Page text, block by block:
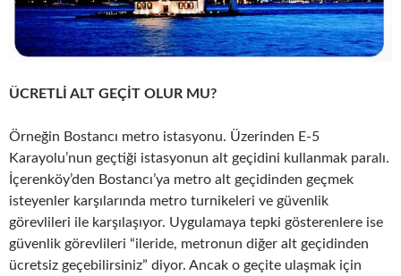
ÜCRETLİ ALT GEÇİT OLUR MU?
Örneğin Bostancı metro istasyonu. Üzerinden E-5
Karayolu’nun geçtiği istasyonun alt geçidini kullanmak paralı.
İçerenköy’den Bostancı’ya metro alt geçidinden geçmek
isteyenler karşılarında metro turnikeleri ve güvenlik
görevlileri ile karşılaşıyor. Uygulamaya tepki gösterenlere ise
güvenlik görevlileri “ileride, metronun diğer alt geçidinden
ücretsiz geçebilirsiniz” diyor. Ancak o geçite ulaşmak için